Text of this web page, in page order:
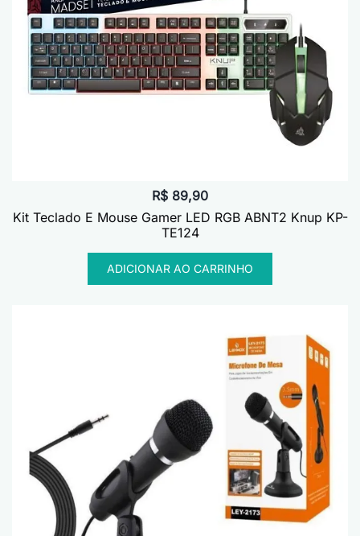
R$ 89,90
Kit Teclado E Mouse Gamer LED RGB ABNT2 Knup KP-
TE124
ADICIONAR AO CARRINHO